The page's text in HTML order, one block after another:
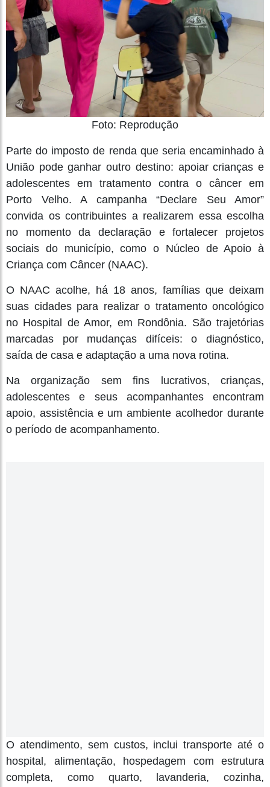
Foto: Reprodução
Parte do imposto de renda que seria encaminhado à
União pode ganhar outro destino: apoiar crianças e
adolescentes em tratamento contra o câncer em
Porto Velho. A campanha “Declare Seu Amor”
convida os contribuintes a realizarem essa escolha
no momento da declaração e fortalecer projetos
sociais do município, como o Núcleo de Apoio à
Criança com Câncer (NAAC).
O NAAC acolhe, há 18 anos, famílias que deixam
suas cidades para realizar o tratamento oncológico
no Hospital de Amor, em Rondônia. São trajetórias
marcadas por mudanças difíceis: o diagnóstico,
saída de casa e adaptação a uma nova rotina.
Na organização sem fins lucrativos, crianças,
adolescentes e seus acompanhantes encontram
apoio, assistência e um ambiente acolhedor durante
o período de acompanhamento.
O atendimento, sem custos, inclui transporte até o
hospital, alimentação, hospedagem com estrutura
completa, como quarto, lavanderia, cozinha,